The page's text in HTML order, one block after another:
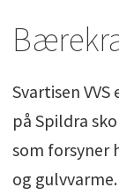
Svartisen
på Spildra
som forsyner
og